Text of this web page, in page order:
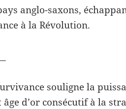
anglo-saxons,
à la Révolution.
souligne la
d’or consécutif à la